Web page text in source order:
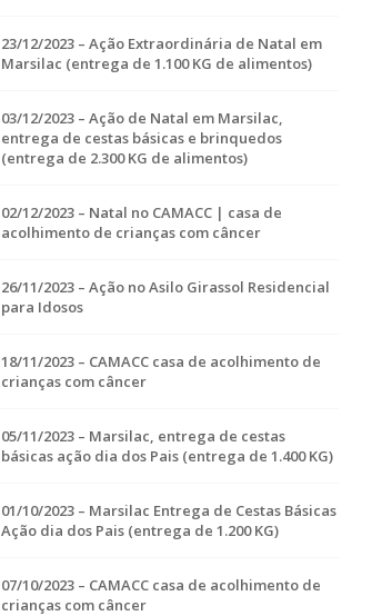
23/12/2023 – Ação Extraordinária de Natal em
Marsilac (entrega de 1.100 KG de alimentos)
03/12/2023 – Ação de Natal em Marsilac,
entrega de cestas básicas e brinquedos
(entrega de 2.300 KG de alimentos)
02/12/2023 – Natal no CAMACC | casa de
acolhimento de crianças com câncer
26/11/2023 – Ação no Asilo Girassol Residencial
para Idosos
18/11/2023 – CAMACC casa de acolhimento de
crianças com câncer
05/11/2023 – Marsilac, entrega de cestas
básicas ação dia dos Pais (entrega de 1.400 KG)
01/10/2023 – Marsilac Entrega de Cestas Básicas
Ação dia dos Pais (entrega de 1.200 KG)
07/10/2023 – CAMACC casa de acolhimento de
crianças com câncer